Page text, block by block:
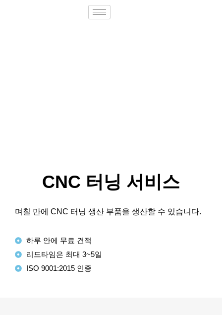
CNC 터닝 서비스
며칠 만에 CNC 터닝 생산 부품을 생산할 수 있습니다.
하루 안에 무료 견적
리드타임은 최대 3~5일
ISO 9001:2015 인증